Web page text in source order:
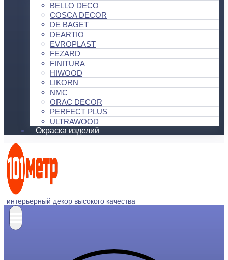
BELLO DECO
COSCA DECOR
DE BAGET
DEARTIO
EVROPLAST
FEZARD
FINITURA
HIWOOD
LIKORN
NMC
ORAC DECOR
PERFECT PLUS
ULTRAWOOD
Окраска изделий
интерьерный декор высокого качества